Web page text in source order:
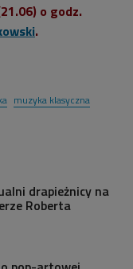
o godz.
.
muzyka klasyczna
drapieżnicy na
Roberta